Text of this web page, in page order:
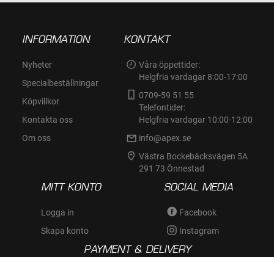
INFORMATION
Nyheter
Specialbeställningar
Köpvillkor
Kontakta oss
Om oss
KONTAKT
Våra öppettider:
Helgfria vardagar 8:00-17:00
0709-59 51 55
Telefontider:
Helgfria vardagar 10:00-12:00
info@apex.se
Västra Bockebäcksvägen 5A
291 73 Önnestad
MITT KONTO
Logga in
Skapa konto
SOCIAL MEDIA
Facebook
Instagram
PAYMENT & DELIVERY